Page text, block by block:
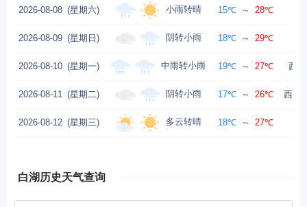
2026-08-08 (星期六) 小雨转晴 15℃ ～ 28℃
2026-08-09 (星期日) 阴转小雨 18℃ ～ 29℃
2026-08-10 (星期一) 中雨转小雨 19℃ ～ 27℃ 西
2026-08-11 (星期二) 阴转小雨 17℃ ～ 26℃ 西北
2026-08-12 (星期三) 多云转晴 18℃ ～ 27℃
白湖历史天气查询